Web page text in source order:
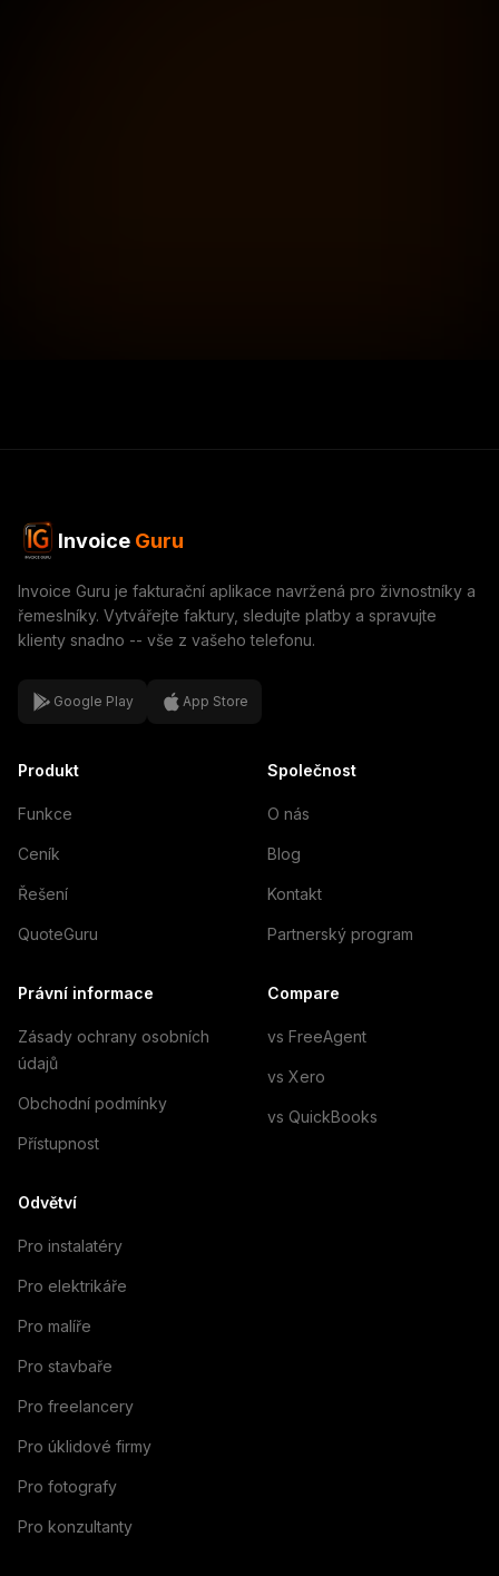
Invoice Guru
Invoice Guru je fakturační aplikace navržená pro živnostníky a
řemeslníky. Vytvářejte faktury, sledujte platby a spravujte
klienty snadno -- vše z vašeho telefonu.
Google Play App Store
Produkt
Funkce
Ceník
Řešení
QuoteGuru
Společnost
O nás
Blog
Kontakt
Partnerský program
Právní informace
Zásady ochrany osobních
údajů
Obchodní podmínky
Přístupnost
Compare
vs FreeAgent
vs Xero
vs QuickBooks
Odvětví
Pro instalatéry
Pro elektrikáře
Pro malíře
Pro stavbaře
Pro freelancery
Pro úklidové firmy
Pro fotografy
Pro konzultanty